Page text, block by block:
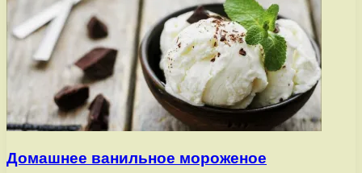
Домашнее ванильное мороженое